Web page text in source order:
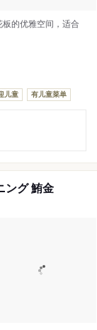
的优雅空间，适合
儿童 有儿童菜单
ング 鮪金